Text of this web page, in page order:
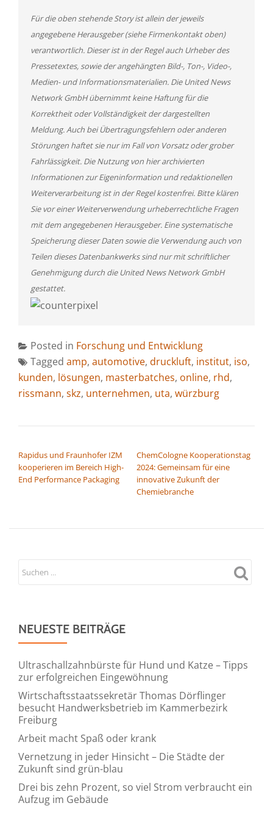
Für die oben stehende Story ist allein der jeweils
angegebene Herausgeber (siehe Firmenkontakt oben)
verantwortlich. Dieser ist in der Regel auch Urheber des
Pressetextes, sowie der angehängten Bild-, Ton-, Video-,
Medien- und Informationsmaterialien. Die United News
Network GmbH übernimmt keine Haftung für die
Korrektheit oder Vollständigkeit der dargestellten
Meldung. Auch bei Übertragungsfehlern oder anderen
Störungen haftet sie nur im Fall von Vorsatz oder grober
Fahrlässigkeit. Die Nutzung von hier archivierten
Informationen zur Eigeninformation und redaktionellen
Weiterverarbeitung ist in der Regel kostenfrei. Bitte klären
Sie vor einer Weiterverwendung urheberrechtliche Fragen
mit dem angegebenen Herausgeber. Eine systematische
Speicherung dieser Daten sowie die Verwendung auch von
Teilen dieses Datenbankwerks sind nur mit schriftlicher
Genehmigung durch die United News Network GmbH
gestattet.
Posted in Forschung und Entwicklung
Tagged amp, automotive, druckluft, institut, iso,
kunden, lösungen, masterbatches, online, rhd,
rissmann, skz, unternehmen, uta, würzburg
Rapidus und Fraunhofer IZM
kooperieren im Bereich High-
End Performance Packaging
ChemCologne Kooperationstag
2024: Gemeinsam für eine
innovative Zukunft der
Chemiebranche
NEUESTE BEITRÄGE
Ultraschallzahnbürste für Hund und Katze – Tipps
zur erfolgreichen Eingewöhnung
Wirtschaftsstaatssekretär Thomas Dörflinger
besucht Handwerksbetrieb im Kammerbezirk
Freiburg
Arbeit macht Spaß oder krank
Vernetzung in jeder Hinsicht – Die Städte der
Zukunft sind grün-blau
Drei bis zehn Prozent, so viel Strom verbraucht ein
Aufzug im Gebäude